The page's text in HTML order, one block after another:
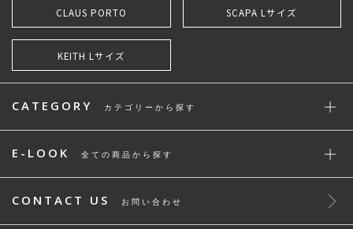
CLAUS PORTO SCAPA Lサイズ
KEITH Lサイズ
CATEGORY カテゴリーから探す
E-LOOK 全ての商品から探す
CONTACT US お問い合わせ